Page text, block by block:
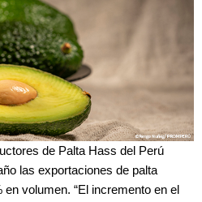
de Palta Hass del Perú
las exportaciones de palta
volumen. “El incremento en el